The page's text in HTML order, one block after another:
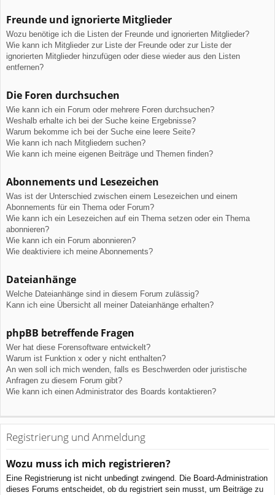
Freunde und ignorierte Mitglieder
Wozu benötige ich die Listen der Freunde und ignorierten Mitglieder?
Wie kann ich Mitglieder zur Liste der Freunde oder zur Liste der
ignorierten Mitglieder hinzufügen oder diese wieder aus den Listen
entfernen?
Die Foren durchsuchen
Wie kann ich ein Forum oder mehrere Foren durchsuchen?
Weshalb erhalte ich bei der Suche keine Ergebnisse?
Warum bekomme ich bei der Suche eine leere Seite?
Wie kann ich nach Mitgliedern suchen?
Wie kann ich meine eigenen Beiträge und Themen finden?
Abonnements und Lesezeichen
Was ist der Unterschied zwischen einem Lesezeichen und einem
Abonnements für ein Thema oder Forum?
Wie kann ich ein Lesezeichen auf ein Thema setzen oder ein Thema
abonnieren?
Wie kann ich ein Forum abonnieren?
Wie deaktiviere ich meine Abonnements?
Dateianhänge
Welche Dateianhänge sind in diesem Forum zulässig?
Kann ich eine Übersicht all meiner Dateianhänge erhalten?
phpBB betreffende Fragen
Wer hat diese Forensoftware entwickelt?
Warum ist Funktion x oder y nicht enthalten?
An wen soll ich mich wenden, falls es Beschwerden oder juristische
Anfragen zu diesem Forum gibt?
Wie kann ich einen Administrator des Boards kontaktieren?
Registrierung und Anmeldung
Wozu muss ich mich registrieren?
Eine Registrierung ist nicht unbedingt zwingend. Die Board-Administration
dieses Forums entscheidet, ob du registriert sein musst, um Beiträge zu